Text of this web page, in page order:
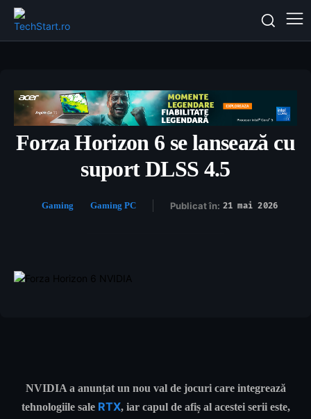
Forza Horizon 6 se lansează cu
suport DLSS 4.5
Gaming Gaming PC Publicat în: 21 mai 2026
NVIDIA a anunțat un nou val de jocuri care integrează
tehnologiile saleRTX, iar capul de afiș al acestei serii este,